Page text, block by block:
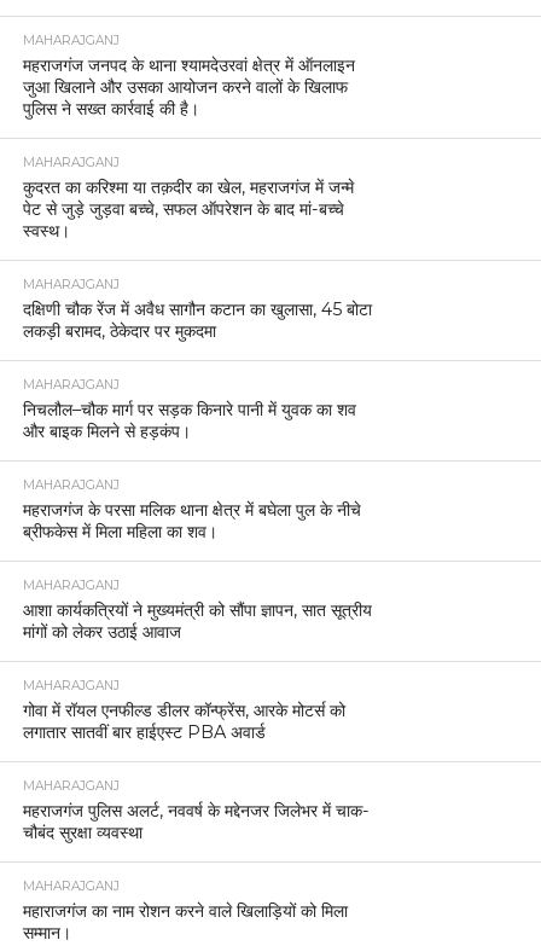
MAHARAJGANJ
महराजगंज जनपद के थाना श्यामदेउरवां क्षेत्र में ऑनलाइन
जुआ खिलाने और उसका आयोजन करने वालों के खिलाफ
पुलिस ने सख्त कार्रवाई की है।
MAHARAJGANJ
कुदरत का करिश्मा या तक़दीर का खेल, महराजगंज में जन्मे
पेट से जुड़े जुड़वा बच्चे, सफल ऑपरेशन के बाद मां-बच्चे
स्वस्थ।
MAHARAJGANJ
दक्षिणी चौक रेंज में अवैध सागौन कटान का खुलासा, 45 बोटा
लकड़ी बरामद, ठेकेदार पर मुकदमा
MAHARAJGANJ
निचलौल–चौक मार्ग पर सड़क किनारे पानी में युवक का शव
और बाइक मिलने से हड़कंप।
MAHARAJGANJ
महराजगंज के परसा मलिक थाना क्षेत्र में बघेला पुल के नीचे
ब्रीफकेस में मिला महिला का शव।
MAHARAJGANJ
आशा कार्यकत्रियों ने मुख्यमंत्री को सौंपा ज्ञापन, सात सूत्रीय
मांगों को लेकर उठाई आवाज
MAHARAJGANJ
गोवा में रॉयल एनफील्ड डीलर कॉन्फ्रेंस, आरके मोटर्स को
लगातार सातवीं बार हाईएस्ट PBA अवार्ड
MAHARAJGANJ
महराजगंज पुलिस अलर्ट, नववर्ष के मद्देनजर जिलेभर में चाक-
चौबंद सुरक्षा व्यवस्था
MAHARAJGANJ
महाराजगंज का नाम रोशन करने वाले खिलाड़ियों को मिला
सम्मान।